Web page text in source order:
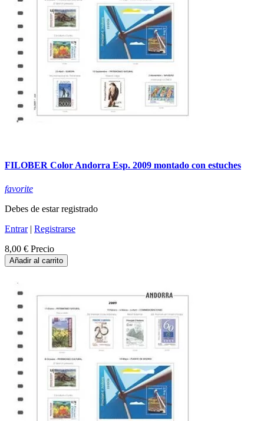
FILOBER Color Andorra Esp. 2009 montado con estuches
favorite
Debes de estar registrado
Entrar| Registrarse
8,00 € Precio
Añadir al carrito